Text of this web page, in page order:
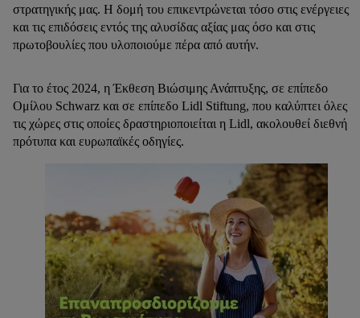
στρατηγικής μας. Η δομή του επικεντρώνεται τόσο στις ενέργειες
και τις επιδόσεις εντός της αλυσίδας αξίας μας όσο και στις
πρωτοβουλίες που υλοποιούμε πέρα από αυτήν.
Για το έτος 2024, η Έκθεση Βιώσιμης Ανάπτυξης, σε επίπεδο
Ομίλου Schwarz και σε επίπεδο Lidl Stiftung, που καλύπτει όλες
τις χώρες στις οποίες δραστηριοποιείται η Lidl, ακολουθεί διεθνή
πρότυπα και ευρωπαϊκές οδηγίες.